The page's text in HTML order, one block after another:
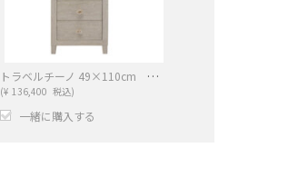
トラベルチーノ 49×110cm キャビネット
(¥ 136,400 税込)
一緒に購入する